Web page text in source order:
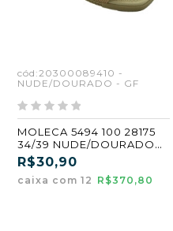
cód:20300089410 -
NUDE/DOURADO - GF
MOLECA 5494 100 28175
34/39 NUDE/DOURADO
(GF)
R$30,90
caixa com 12 R$370,80